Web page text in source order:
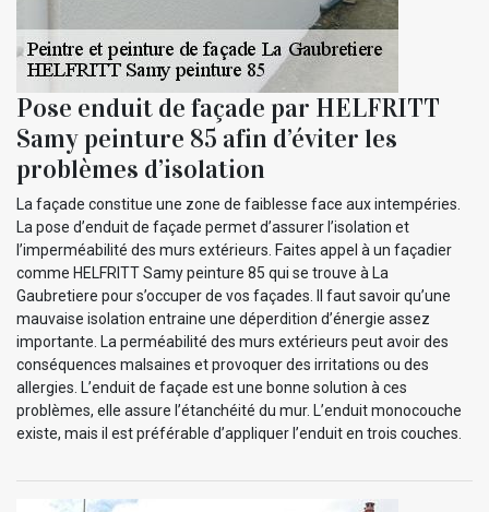
Pose enduit de façade par HELFRITT
Samy peinture 85 afin d’éviter les
problèmes d’isolation
La façade constitue une zone de faiblesse face aux intempéries.
La pose d’enduit de façade permet d’assurer l’isolation et
l’imperméabilité des murs extérieurs. Faites appel à un façadier
comme HELFRITT Samy peinture 85 qui se trouve à La
Gaubretiere pour s’occuper de vos façades. Il faut savoir qu’une
mauvaise isolation entraine une déperdition d’énergie assez
importante. La perméabilité des murs extérieurs peut avoir des
conséquences malsaines et provoquer des irritations ou des
allergies. L’enduit de façade est une bonne solution à ces
problèmes, elle assure l’étanchéité du mur. L’enduit monocouche
existe, mais il est préférable d’appliquer l’enduit en trois couches.